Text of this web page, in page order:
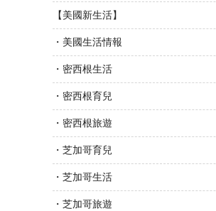
【美國新生活】
・美國生活情報
・密西根生活
・密西根育兒
・密西根旅遊
・芝加哥育兒
・芝加哥生活
・芝加哥旅遊